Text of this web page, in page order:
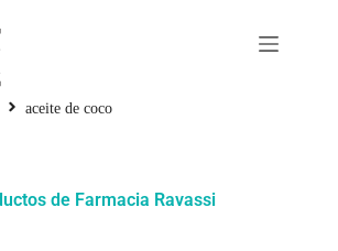
aceite de coco
de Farmacia Ravassi